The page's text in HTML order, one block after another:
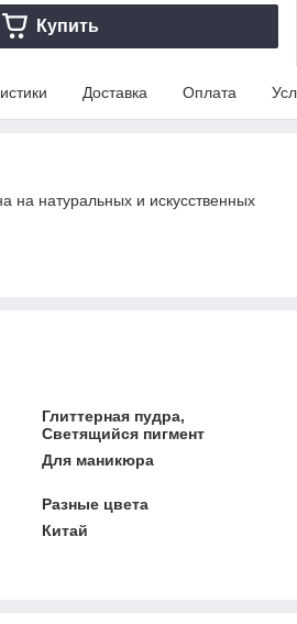
Купить
Доставка Оплата
на натуральных и искусственных
Глиттерная пудра,
Светящийся пигмент
Для маникюра
Разные цвета
Китай